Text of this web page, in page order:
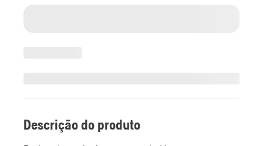
Descrição do produto